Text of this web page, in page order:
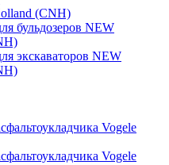
(CNH)
бульдозеров NEW
экскаваторов NEW
Vogele
Vogele